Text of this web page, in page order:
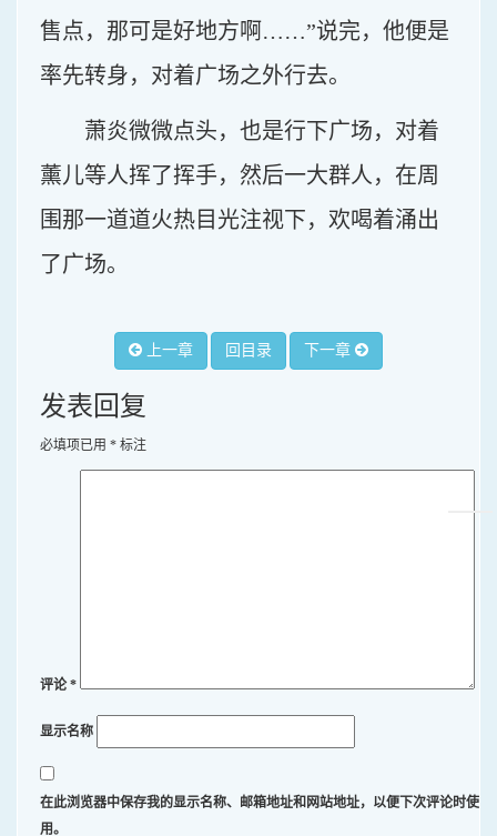
售点，那可是好地方啊……”说完，他便是
率先转身，对着广场之外行去。
萧炎微微点头，也是行下广场，对着
薰儿等人挥了挥手，然后一大群人，在周
围那一道道火热目光注视下，欢喝着涌出
了广场。
上一章 回目录 下一章
发表回复
必填项已用 * 标注
评论*
显示名称
在此浏览器中保存我的显示名称、邮箱地址和网站地址，以便下次评论时使
用。